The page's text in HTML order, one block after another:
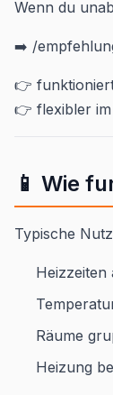
Wenn du
➡️ /
👉
👉 flexibler
📱 Wie
Typische
Heizzeiten
Räume
Heizung